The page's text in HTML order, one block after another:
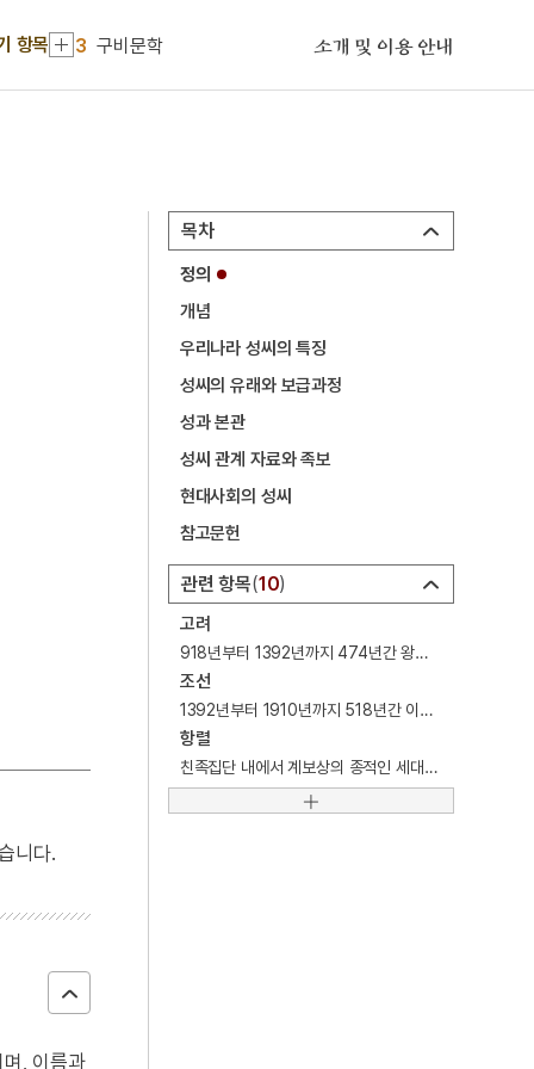
항목
3 구비문학
4 김종직
지방교부세
지방교부세
소개 및 이용 안내
목차
정의
개념
우리나라 성씨의 특징
성씨의 유래와 보급과정
성과 본관
성씨 관계 자료와 족보
현대사회의 성씨
참고문헌
관련 항목 10
고려
918년부터 1392년까지 474년간 왕씨(王氏)가 34대에 걸쳐 집권했던 왕조.
조선
1392년부터 1910년까지 518년간 이씨(李氏)가 27대에 걸쳐 집권했던 왕조.
항렬
친족집단 내에서 계보상의 종적인 세대관계.
니다.
, 이름과